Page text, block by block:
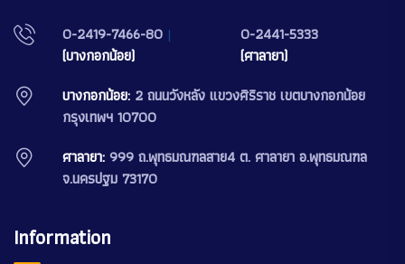
0-2419-7466-80 |
(บางกอกน้อย)
0-2441-5333
(ศาลายา)
บางกอกน้อย: 2 ถนนวังหลัง แขวงศิริราช เขตบางกอกน้อย
กรุงเทพฯ 10700
ศาลายา: 999 ถ.พุทธมณฑลสาย4 ต. ศาลายา อ.พุทธมณฑล
จ.นครปฐม 73170
Information